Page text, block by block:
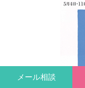
メール相談